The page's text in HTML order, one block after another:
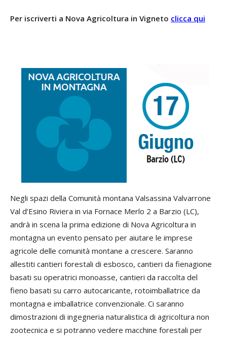
Per iscriverti a Nova Agricoltura in Vigneto clicca qui
Negli spazi della Comunità montana Valsassina Valvarrone
Val d’Esino Riviera in via Fornace Merlo 2 a Barzio (LC),
andrà in scena la prima edizione di Nova Agricoltura in
montagna un evento pensato per aiutare le imprese
agricole delle comunità montane a crescere. Saranno
allestiti cantieri forestali di esbosco, cantieri da fienagione
basati su operatrici monoasse, cantieri da raccolta del
fieno basati su carro autocaricante, rotoimballatrice da
montagna e imballatrice convenzionale. Ci saranno
dimostrazioni di ingegneria naturalistica di agricoltura non
zootecnica e si potranno vedere macchine forestali per